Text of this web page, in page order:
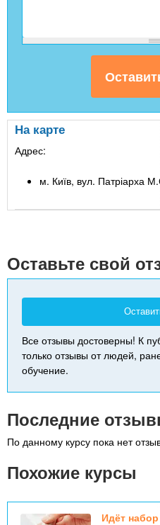
На карте
Адрес:
м. Київ, вул. Патріарха
Оставьте свой
Все отзывы достоверны! К
только отзывы от людей,
обучение.
Последние
По данному курсу пока нет
Похожие курсы
Идёт